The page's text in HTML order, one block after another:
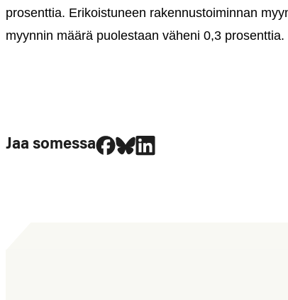
prosenttia. Erikoistuneen rakennustoiminnan
myynnin määrä puolestaan väheni 0,3 prosenttia.
Jaa somessa
Jaa Facebookissa
Jaa Blueskyssa
Jaa LinkedIn:ssä